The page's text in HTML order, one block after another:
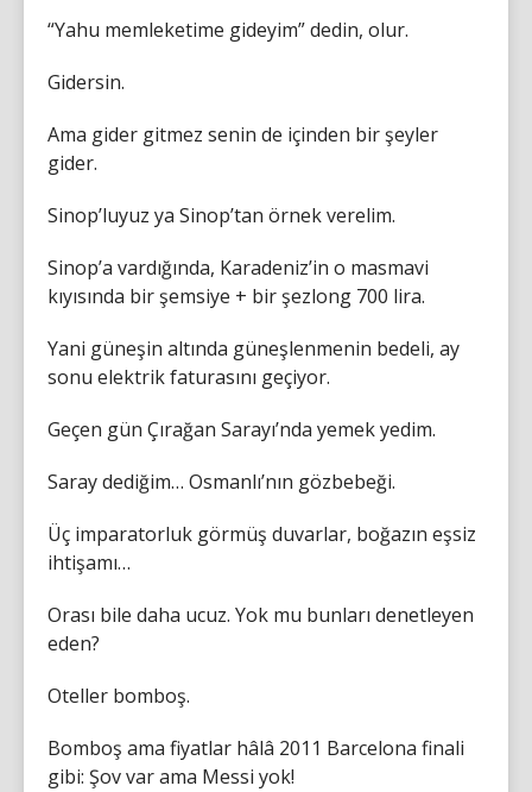
“Yahu memleketime gideyim” dedin, olur.
Gidersin.
Ama gider gitmez senin de içinden bir şeyler
gider.
Sinop’luyuz ya Sinop’tan örnek verelim.
Sinop’a vardığında, Karadeniz’in o masmavi
kıyısında bir şemsiye + bir şezlong 700 lira.
Yani güneşin altında güneşlenmenin bedeli, ay
sonu elektrik faturasını geçiyor.
Geçen gün Çırağan Sarayı’nda yemek yedim.
Saray dediğim… Osmanlı’nın gözbebeği.
Üç imparatorluk görmüş duvarlar, boğazın eşsiz
ihtişamı…
Orası bile daha ucuz. Yok mu bunları denetleyen
eden?
Oteller bomboş.
Bomboş ama fiyatlar hâlâ 2011 Barcelona finali
gibi: Şov var ama Messi yok!